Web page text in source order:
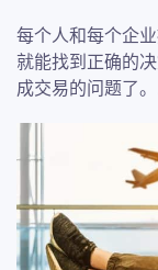
每个人和每个企
就能找到正确的
成交易的问题了